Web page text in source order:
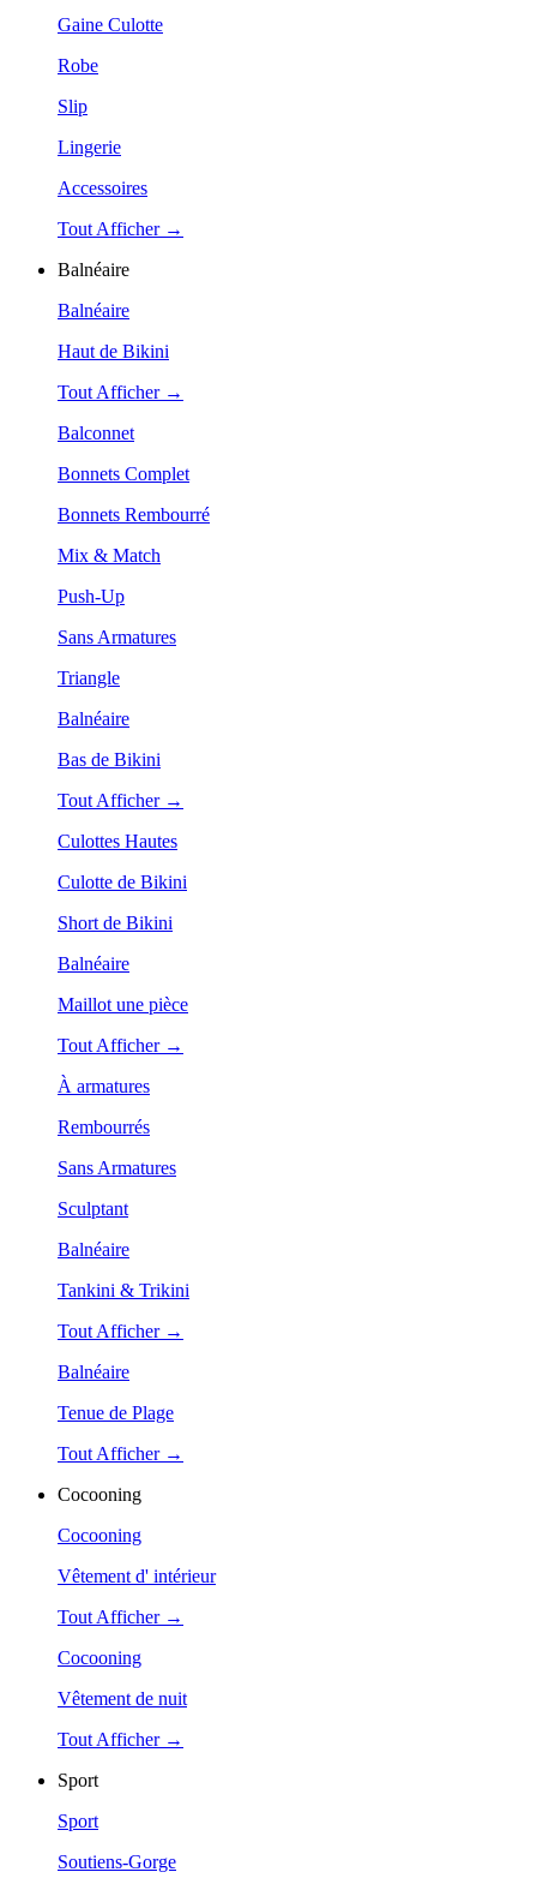
Gaine Culotte
Robe
Slip
Lingerie
Accessoires
Tout Afficher →
Balnéaire
Balnéaire
Haut de Bikini
Tout Afficher →
Balconnet
Bonnets Complet
Bonnets Rembourré
Mix & Match
Push-Up
Sans Armatures
Triangle
Balnéaire
Bas de Bikini
Tout Afficher →
Culottes Hautes
Culotte de Bikini
Short de Bikini
Balnéaire
Maillot une pièce
Tout Afficher →
À armatures
Rembourrés
Sans Armatures
Sculptant
Balnéaire
Tankini & Trikini
Tout Afficher →
Balnéaire
Tenue de Plage
Tout Afficher →
Cocooning
Cocooning
Vêtement d' intérieur
Tout Afficher →
Cocooning
Vêtement de nuit
Tout Afficher →
Sport
Sport
Soutiens-Gorge